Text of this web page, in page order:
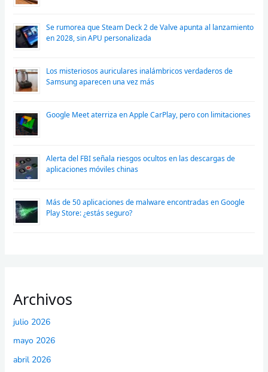
Se rumorea que Steam Deck 2 de Valve apunta al lanzamiento
en 2028, sin APU personalizada
Los misteriosos auriculares inalámbricos verdaderos de
Samsung aparecen una vez más
Google Meet aterriza en Apple CarPlay, pero con limitaciones
Alerta del FBI señala riesgos ocultos en las descargas de
aplicaciones móviles chinas
Más de 50 aplicaciones de malware encontradas en Google
Play Store: ¿estás seguro?
Archivos
julio 2026
mayo 2026
abril 2026